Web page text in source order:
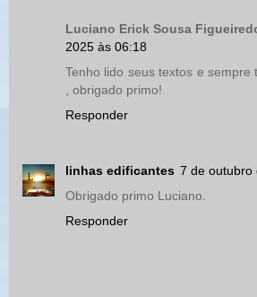
Luciano Erick Sousa
2025 às 06:18
Tenho lido seus textos e sempre
, obrigado primo!
Responder
linhas edificantes 7 de outubro
Obrigado primo Luciano.
Responder